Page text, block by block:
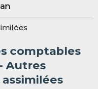
comptables
Autres